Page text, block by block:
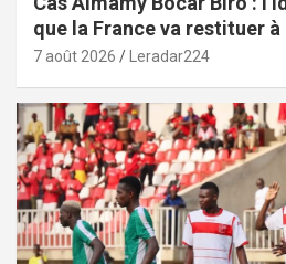
que la France va restituer à
7 août 2026 Leradar224